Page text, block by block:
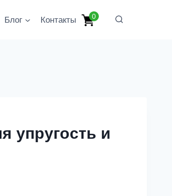
Блог Контакты 0
упругость и